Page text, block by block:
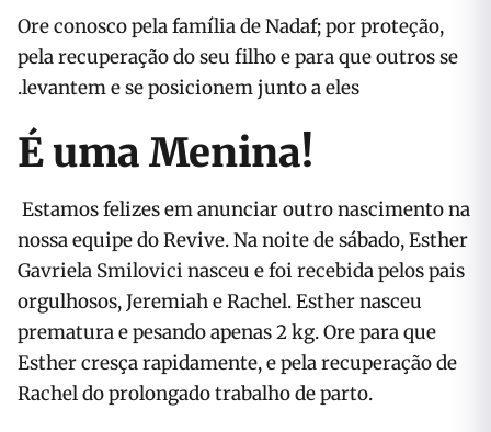
Ore conosco pela família de Nadaf; por proteção,
pela recuperação do seu filho e para que outros se
levantem e se posicionem junto a eles.
É uma Menina!
Estamos felizes em anunciar outro nascimento na
nossa equipe do Revive. Na noite de sábado, Esther
Gavriela Smilovici nasceu e foi recebida pelos pais
orgulhosos, Jeremiah e Rachel. Esther nasceu
prematura e pesando apenas 2 kg. Ore para que
Esther cresça rapidamente, e pela recuperação de
Rachel do prolongado trabalho de parto.